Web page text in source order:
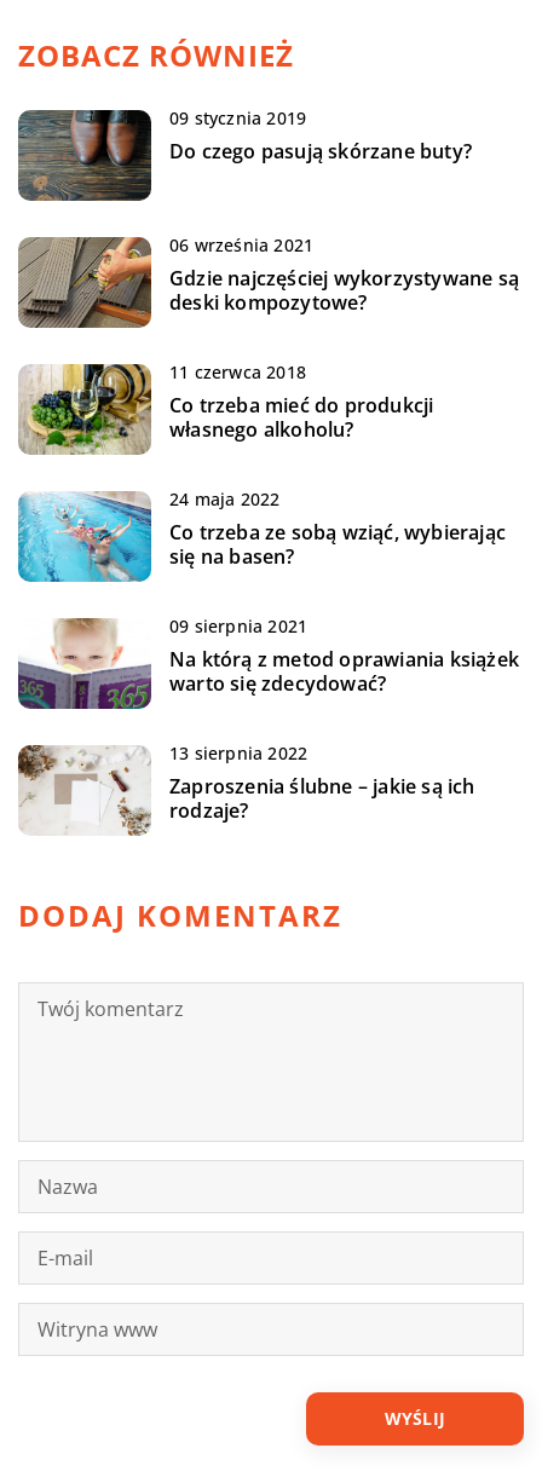
ZOBACZ RÓWNIEŻ
09 stycznia 2019
Do czego pasują skórzane buty?
06 września 2021
Gdzie najczęściej wykorzystywane są
deski kompozytowe?
11 czerwca 2018
Co trzeba mieć do produkcji
własnego alkoholu?
24 maja 2022
Co trzeba ze sobą wziąć, wybierając
się na basen?
09 sierpnia 2021
Na którą z metod oprawiania książek
warto się zdecydować?
13 sierpnia 2022
Zaproszenia ślubne – jakie są ich
rodzaje?
DODAJ KOMENTARZ